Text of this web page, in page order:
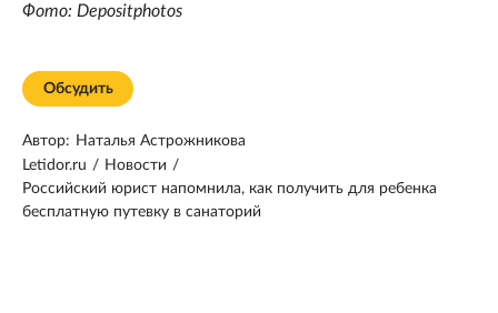
Фото: Depositphotos
Обсудить
Автор: Наталья Астрожникова
Letidor.ru / Новости /
Российский юрист напомнила, как получить для ребенка
бесплатную путевку в санаторий